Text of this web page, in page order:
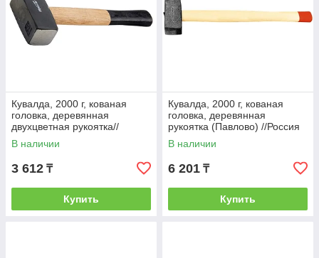
Кувалда, 2000 г, кованая
головка, деревянная
двухцветная рукоятка//
SPARTA
В наличии
3 612 ₸
Купить
Кувалда, 2000 г, кованая
головка, деревянная
рукоятка (Павлово) //Россия
В наличии
6 201 ₸
Купить